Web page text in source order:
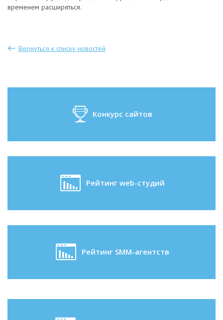
временем расширяться.
Вернуться к списку новостей
Конкурс сайтов
Рейтинг web-студий
Рейтинг SMM-агентств